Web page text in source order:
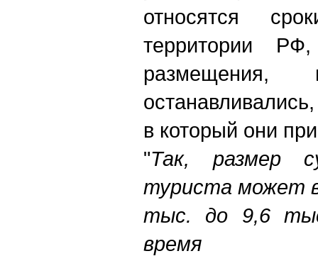
относятся
территории РФ,
в который они
"Так, размер
туриста может
тыс. до 9,6
время